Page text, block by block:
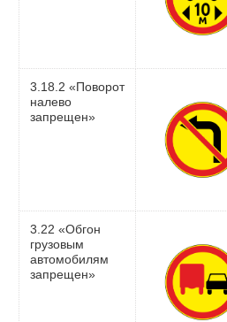
3.18.2 «Поворот
налево
запрещен»
3.22 «Обгон
грузовым
автомобилям
запрещен»